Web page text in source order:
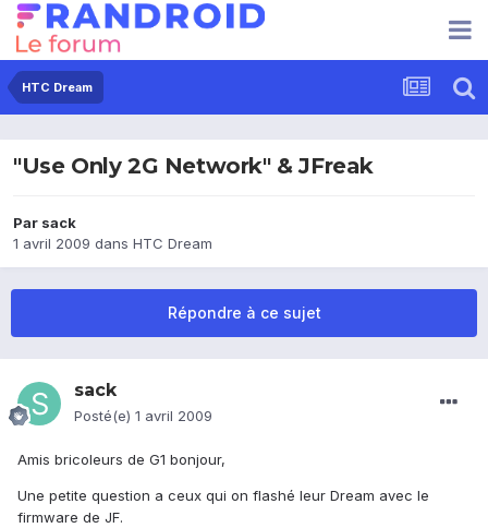
HTC Dream
"Use Only 2G Network" & JFreak
Par sack
1 avril 2009 dans HTC Dream
Répondre à ce sujet
sack
Posté(e) 1 avril 2009
Amis bricoleurs de G1 bonjour,
Une petite question a ceux qui on flashé leur Dream avec le
firmware de JF.